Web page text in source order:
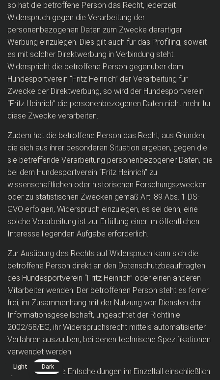
so hat die betroffene Person das Recht, jederzeit
Widerspruch gegen die Verarbeitung der
personenbezogenen Daten zum Zwecke derartiger
Werbung einzulegen. Dies gilt auch für das Profiling, soweit
es mit solcher Direktwerbung in Verbindung steht.
Widerspricht die betroffene Person gegenüber dem
Hundesportverein “Fritz Heinrich” der Verarbeitung für
Zwecke der Direktwerbung, so wird der Hundesportverein
“Fritz Heinrich” die personenbezogenen Daten nicht mehr für
diese Zwecke verarbeiten.
Zudem hat die betroffene Person das Recht, aus Gründen,
die sich aus ihrer besonderen Situation ergeben, gegen die
sie betreffende Verarbeitung personenbezogener Daten, die
bei dem Hundesportverein “Fritz Heinrich” zu
wissenschaftlichen oder historischen Forschungszwecken
oder zu statistischen Zwecken gemäß Art. 89 Abs. 1 DS-
GVO erfolgen, Widerspruch einzulegen, es sei denn, eine
solche Verarbeitung ist zur Erfüllung einer im öffentlichen
Interesse liegenden Aufgabe erforderlich.
Zur Ausübung des Rechts auf Widerspruch kann sich die
betroffene Person direkt an den Datenschutzbeauftragten
des Hundesportverein “Fritz Heinrich” oder einen anderen
Mitarbeiter wenden. Der betroffenen Person steht es ferner
frei, im Zusammenhang mit der Nutzung von Diensten der
Informationsgesellschaft, ungeachtet der Richtlinie
2002/58/EG, ihr Widerspruchsrecht mittels automatisierter
Verfahren auszuüben, bei denen technische Spezifikationen
verwendet werden.
h) Automatisierte Entscheidungen im Einzelfall einschließlich
Light Dark